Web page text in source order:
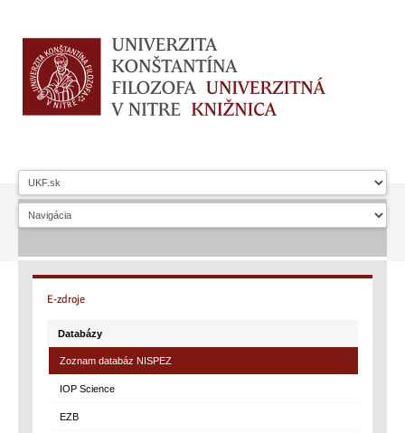
E-zdroje
Databázy
Zoznam databáz NISPEZ
IOP Science
EZB